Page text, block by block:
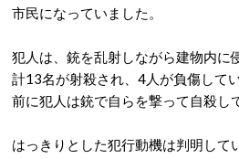
市民になっていました。
犯人は、銃を乱射しながら建物内に
計13名が射殺され、4人が負傷して
前に犯人は銃で自らを撃って自殺し
はっきりとした犯行動機は判明して